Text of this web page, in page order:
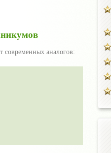
современных аналогов: